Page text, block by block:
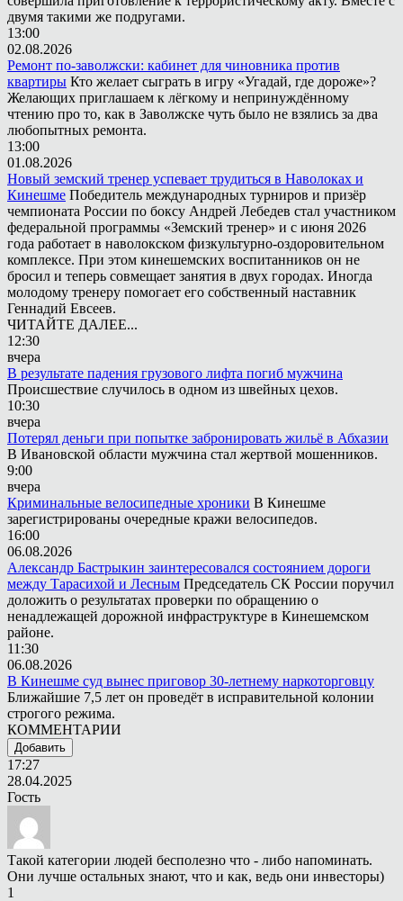
двумя такими же подругами.
13:00
02.08.2026
Ремонт по-заволжски: кабинет для чиновника против
квартиры Кто желает сыграть в игру «Угадай, где дороже»?
Желающих приглашаем к лёгкому и непринуждённому
чтению про то, как в Заволжске чуть было не взялись за два
любопытных ремонта.
13:00
01.08.2026
Новый земский тренер успевает трудиться в Наволоках и
Кинешме Победитель международных турниров и призёр
чемпионата России по боксу Андрей Лебедев стал участником
федеральной программы «Земский тренер» и с июня 2026
года работает в наволокском физкультурно-оздоровительном
комплексе. При этом кинешемских воспитанников он не
бросил и теперь совмещает занятия в двух городах. Иногда
молодому тренеру помогает его собственный наставник
Геннадий Евсеев.
ЧИТАЙТЕ ДАЛЕЕ...
12:30
вчера
В результате падения грузового лифта погиб мужчина
Происшествие случилось в одном из швейных цехов.
10:30
вчера
Потерял деньги при попытке забронировать жильё в Абхазии
В Ивановской области мужчина стал жертвой мошенников.
9:00
вчера
Криминальные велосипедные хроники В Кинешме
зарегистрированы очередные кражи велосипедов.
16:00
06.08.2026
Александр Бастрыкин заинтересовался состоянием дороги
между Тарасихой и Лесным Председатель СК России поручил
доложить о результатах проверки по обращению о
ненадлежащей дорожной инфраструктуре в Кинешемском
районе.
11:30
06.08.2026
В Кинешме суд вынес приговор 30-летнему наркоторговцу
Ближайшие 7,5 лет он проведёт в исправительной колонии
строгого режима.
КОММЕНТАРИИ
Добавить
17:27
28.04.2025
Гость
Такой категории людей бесполезно что - либо напоминать.
Они лучше остальных знают, что и как, ведь они инвесторы)
1